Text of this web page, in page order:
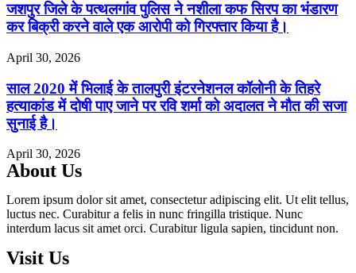
जशपुर जिले के पत्थलगांव पुलिस ने नशीला कफ सिरप का भंडारण
कर बिक्री करने वाले एक आरोपी को गिरफ्तार किया है।
April 30, 2026
साल 2020 में भिलाई के तालपुरी इंटरनेशनल कॉलोनी के तिहरे
हत्याकांड में दोषी पाए जाने पर रवि शर्मा को अदालत ने मौत की सजा
सुनाई है।
April 30, 2026
About Us
Lorem ipsum dolor sit amet, consectetur adipiscing elit. Ut elit tellus,
luctus nec. Curabitur a felis in nunc fringilla tristique. Nunc
interdum lacus sit amet orci. Curabitur ligula sapien, tincidunt non.
Visit Us